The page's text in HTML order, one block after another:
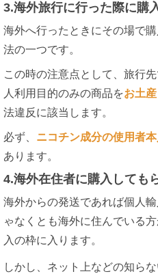
3.海外旅行に行った際に購
海外へ行ったときにその場で
法の一つです。
この時の注意点として、旅行
人利用目的のみの商品をお土
法違反に該当します。
必ず、 ニコチン成分の使用者
あります。
4.海外在住者に購入しても
海外からの発送であれば個人
ゃなくとも海外に住んでいる
入の枠に入ります。
しかし、ネット上などの知ら